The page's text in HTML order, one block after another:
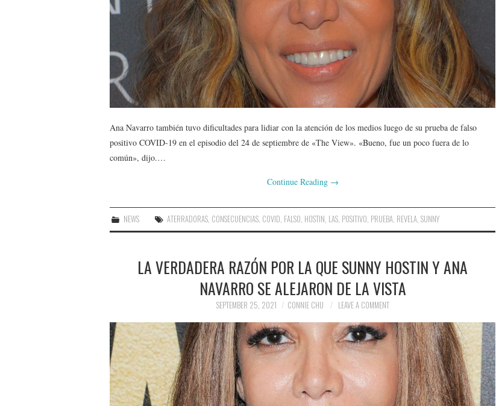
Ana Navarro también tuvo dificultades para lidiar con la atención de los medios luego de su prueba de falso
positivo COVID-19 en el episodio del 24 de septiembre de «The View». «Bueno, fue un poco fuera de lo
común», dijo.…
Continue Reading →
NEWS ATERRADORAS CONSECUENCIAS COVID FALSO HOSTIN LAS POSITIVO PRUEBA REVELA ,SUNNY
LA VERDADERA RAZÓN POR LA QUE SUNNY HOSTIN Y ANA
NAVARRO SE ALEJARON DE LA VISTA
SEPTEMBER 25, 2021 CONNIE CHU LEAVE A COMMENT